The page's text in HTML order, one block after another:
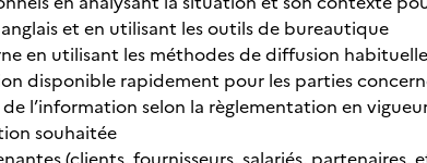
et en utilisant les outils de bureautique
en utilisant les méthodes de diffusion
disponible rapidement pour les parties
l’information selon la règlementation en
souhaitée